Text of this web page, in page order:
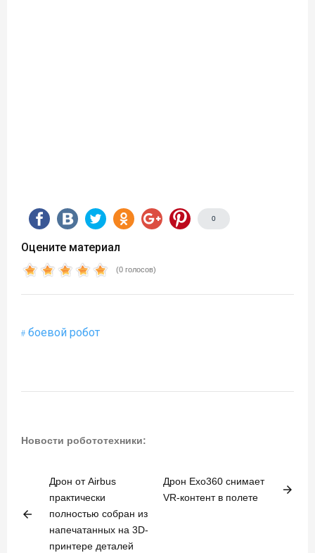
0
Оцените материал
(0 голосов)
боевой робот
Новости робототехники:
arrow_back
Дрон от Airbus
практически
полностью собран из
напечатанных на 3D-
принтере деталей
Дрон Exo360 снимает
VR-контент в полете
arrow_forward